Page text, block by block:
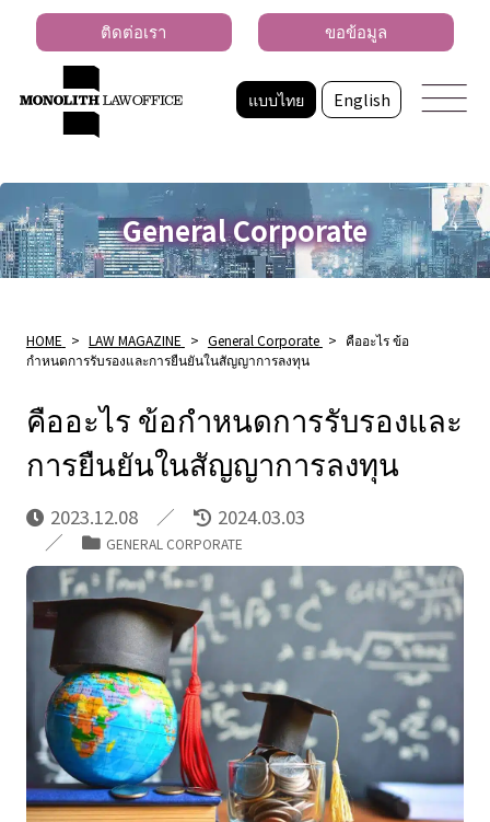
แบบไทย English
ติดต่อเรา ขอข้อมูล
General Corporate
HOME > LAW MAGAZINE > General Corporate > คืออะไร ข้อ
กำหนดการรับรองและการยืนยันในสัญญาการลงทุน
คืออะไร ข้อกำหนดการรับรองและ
การยืนยันในสัญญาการลงทุน
2023.12.08 2024.03.03
GENERAL CORPORATE